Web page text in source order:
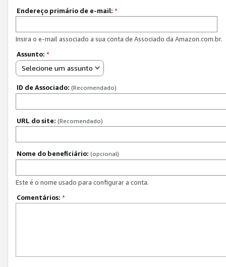
Endereço primário de e-mail: *
Insira o e-mail associado a sua conta de Associado da Amazon.com.br.
Assunto: *
Selecione um assunto
ID de Associado: (Recomendado)
URL do site: (Recomendado)
Nome do beneficiário: (opcional)
Este é o nome usado para configurar a conta.
Comentários: *